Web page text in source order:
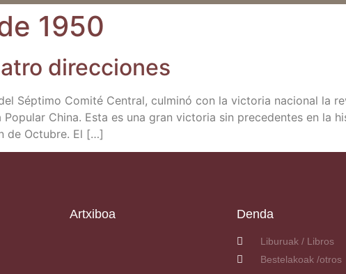
1950
direcciones
Sép­ti­mo Comi­té Cen­tral, cul­mi­nó con la vic­to­ria nacio­nal la
Chi­na. Esta es una gran vic­to­ria sin pre­ce­den­tes en
de Octu­bre. El […]
Artxiboa Denda
Liburuak / Libros
Bestelakoak /otros